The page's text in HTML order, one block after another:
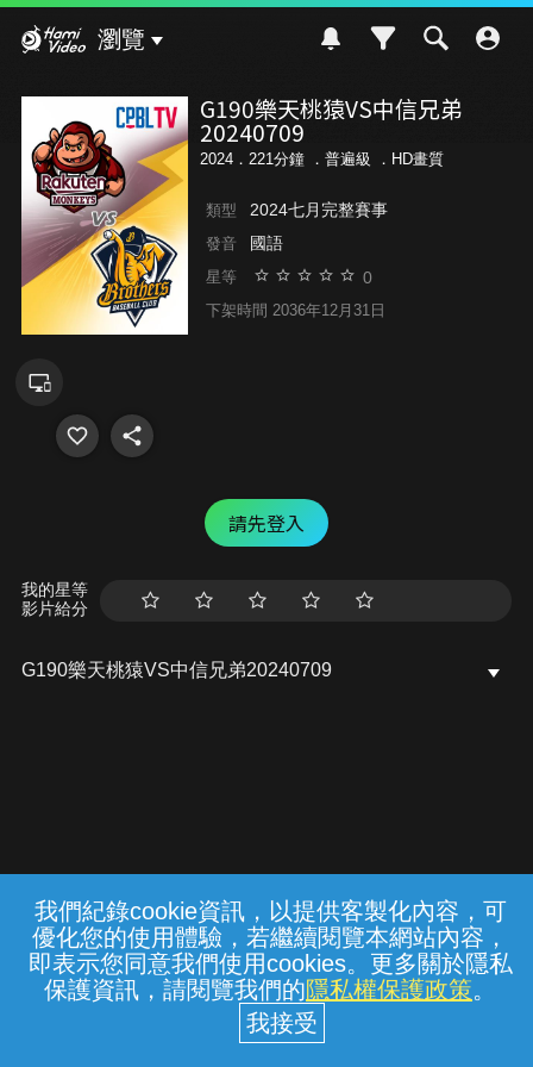
我們紀錄cookie資訊，以提供客製化內容，可
優化您的使用體驗，若繼續閱覽本網站內容，
即表示您同意我們使用cookies。更多關於隱私
保護資訊，請閱覽我們的隱私權保護政策。
瀏覽
G190樂天桃猿VS中信兄弟
20240709
2024．221分鐘 ． 普遍級 ．HD畫質
類型 2024七月完整賽事
發音 國語
星等 0
下架時間 2036年12月31日
請先登入
我的星等
影片給分
G190樂天桃猿VS中信兄弟20240709
常見問題 線上客服 服務條款 隱私權保護
中華電信股份有限公司個人家庭分公司
(統一編號：96979949) © 2026
{{notifyMsg}}